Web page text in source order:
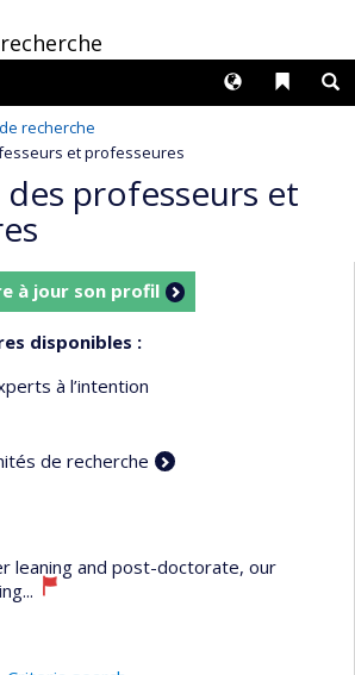
Liens
Langues
recherche
et professeures
professeurs et
à jour son profil
disponibles :
à l’intention
de recherche
leaning and post-doctorate, our